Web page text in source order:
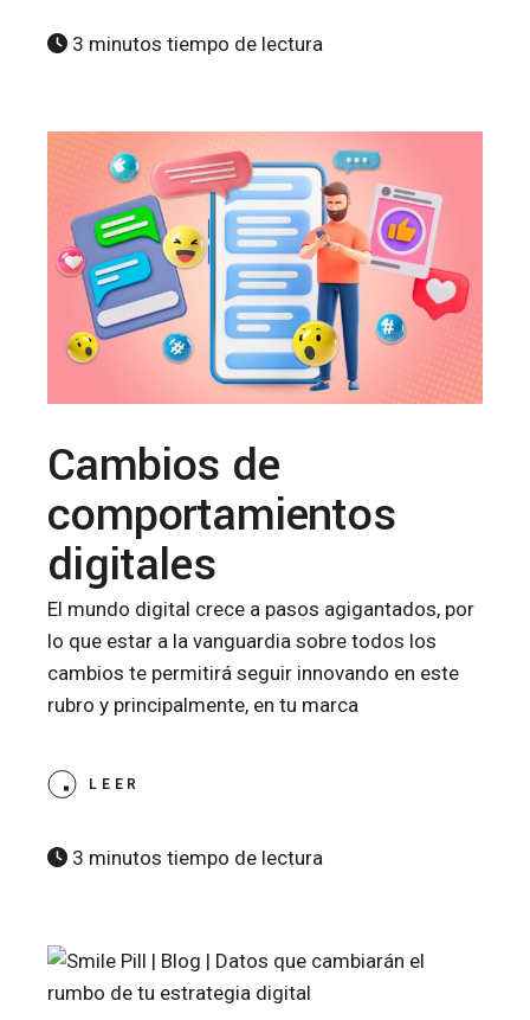
3 minutos tiempo de lectura
Cambios de
comportamientos
digitales
El mundo digital crece a pasos agigantados, por
lo que estar a la vanguardia sobre todos los
cambios te permitirá seguir innovando en este
rubro y principalmente, en tu marca
LEER
3 minutos tiempo de lectura